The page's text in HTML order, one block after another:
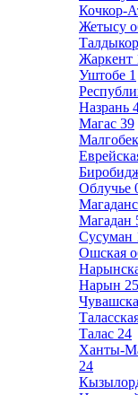
Кочкор-
Жетысу
Жаркент
Уштобе 1
Назрань
Магас 39
Малгобек
Облучье
Магадан
Сусуман
Ошская
Нарын 25
Талас 24
Ханты-
24